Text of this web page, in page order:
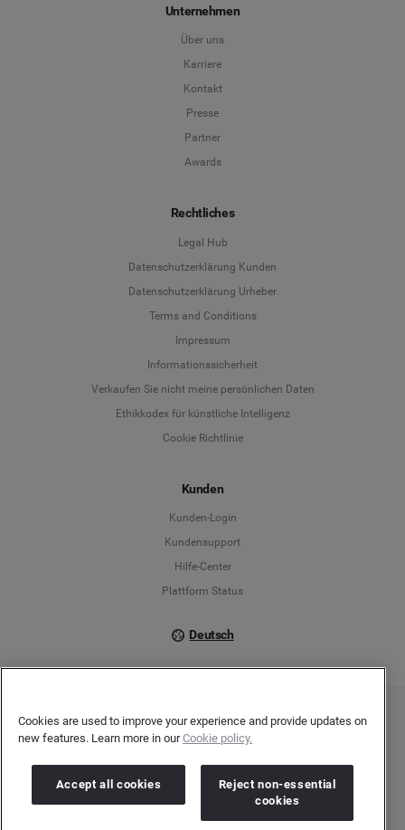
Unternehmen
Über uns
Karriere
Kontakt
Presse
Partner
Awards
Rechtliches
Legal Hub
Datenschutzerklärung Kunden
Datenschutzerklärung Urheber
Terms and Conditions
Impressum
Informationssicherheit
Verkaufen Sie nicht meine persönlichen Daten
Ethikkodex für künstliche Intelligenz
Cookie Richtlinie
Kunden
Kunden-Login
Kundensupport
Hilfe-Center
Plattform Status
Deutsch
Deutsch
English
Copyright © 2026 Brandwatch. Alle Rechte vorbehalten. De-Saint-Exupéry-Straße 10,
60549 Frankfurt/Main
Umsatzsteuer-Identifikationsnummer: DE278408482
Cookies are used to improve your experience and provide updates on
new features. Learn more in ourCookie policy.
Accept all cookies
Reject non-essential
cookies